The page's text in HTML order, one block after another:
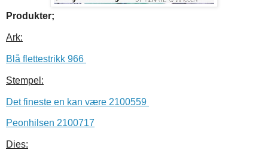
Produkter;
Ark:
Blå flettestrikk 966
Stempel:
Det fineste en kan være 2100559
Peonhilsen 2100717
Dies: